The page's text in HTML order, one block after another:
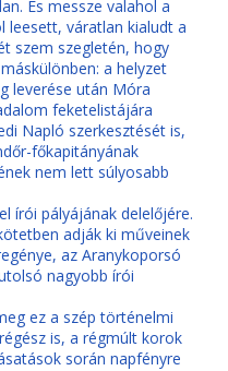
És messze valahol a
váratlan kialudt a
szem szegletén, hogy
a helyzet
leverése után Móra
feketelistájára
Napló szerkesztését is,
főkapitányának
nem lett súlyosabb
írói pályájának delelőjére.
adják ki műveinek
az Aranykoporsó
nagyobb írói
ez a szép történelmi
is, a régmúlt korok
során napfényre